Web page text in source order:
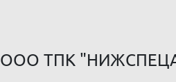
ООО ТПК